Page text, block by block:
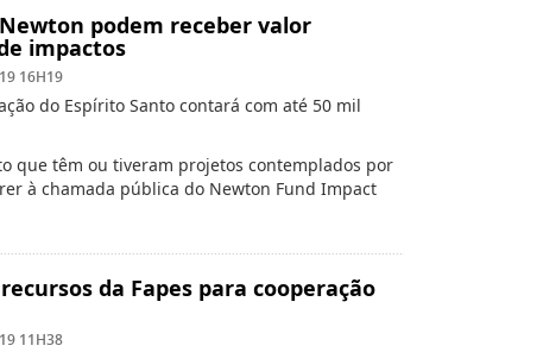
podem receber valor
impactos
16H19
do Espírito Santo contará com até 50 mil
que têm ou tiveram projetos contemplados por
à chamada pública do Newton Fund Impact
da Fapes para cooperação
11H38